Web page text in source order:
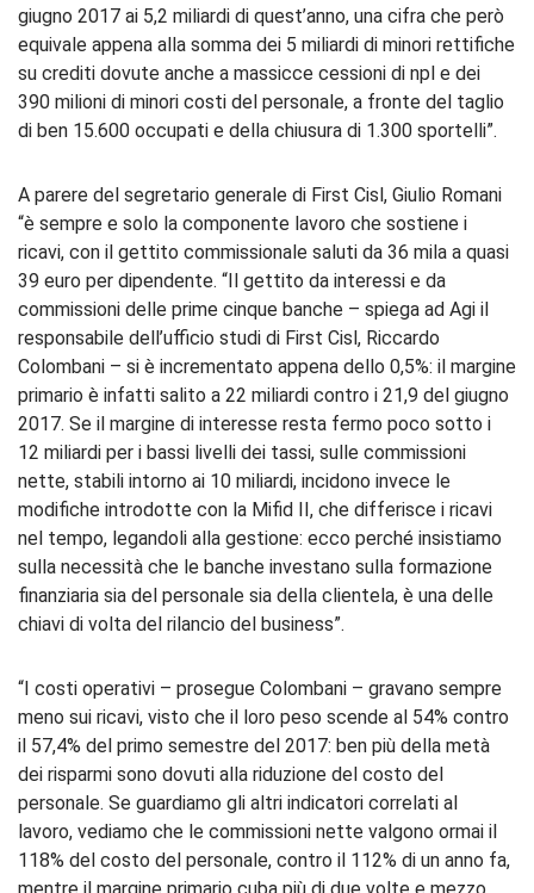
giugno 2017 ai 5,2 miliardi di quest’anno, una cifra che però
equivale appena alla somma dei 5 miliardi di minori rettifiche
su crediti dovute anche a massicce cessioni di npl e dei
390 milioni di minori costi del personale, a fronte del taglio
di ben 15.600 occupati e della chiusura di 1.300 sportelli”.
A parere del segretario generale di First Cisl, Giulio Romani
“è sempre e solo la componente lavoro che sostiene i
ricavi, con il gettito commissionale saluti da 36 mila a quasi
39 euro per dipendente. “Il gettito da interessi e da
commissioni delle prime cinque banche – spiega ad Agi il
responsabile dell’ufficio studi di First Cisl, Riccardo
Colombani – si è incrementato appena dello 0,5%: il margine
primario è infatti salito a 22 miliardi contro i 21,9 del giugno
2017. Se il margine di interesse resta fermo poco sotto i
12 miliardi per i bassi livelli dei tassi, sulle commissioni
nette, stabili intorno ai 10 miliardi, incidono invece le
modifiche introdotte con la Mifid II, che differisce i ricavi
nel tempo, legandoli alla gestione: ecco perché insistiamo
sulla necessità che le banche investano sulla formazione
finanziaria sia del personale sia della clientela, è una delle
chiavi di volta del rilancio del business”.
“I costi operativi – prosegue Colombani – gravano sempre
meno sui ricavi, visto che il loro peso scende al 54% contro
il 57,4% del primo semestre del 2017: ben più della metà
dei risparmi sono dovuti alla riduzione del costo del
personale. Se guardiamo gli altri indicatori correlati al
lavoro, vediamo che le commissioni nette valgono ormai il
118% del costo del personale, contro il 112% di un anno fa,
mentre il margine primario cuba più di due volte e mezzo